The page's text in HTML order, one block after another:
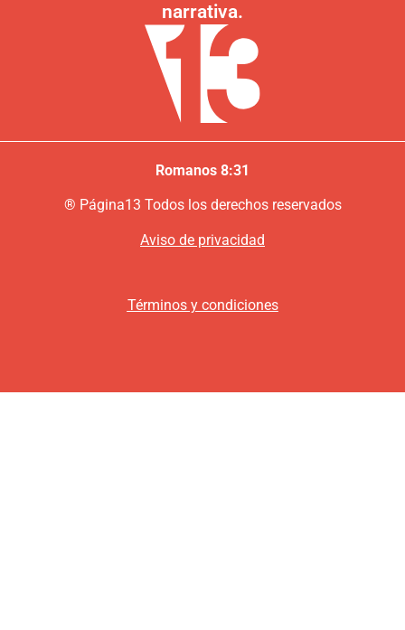
narrativa.
Romanos 8:31
® Página13 Todos los derechos reservados
Aviso de privacidad
Términos y condiciones